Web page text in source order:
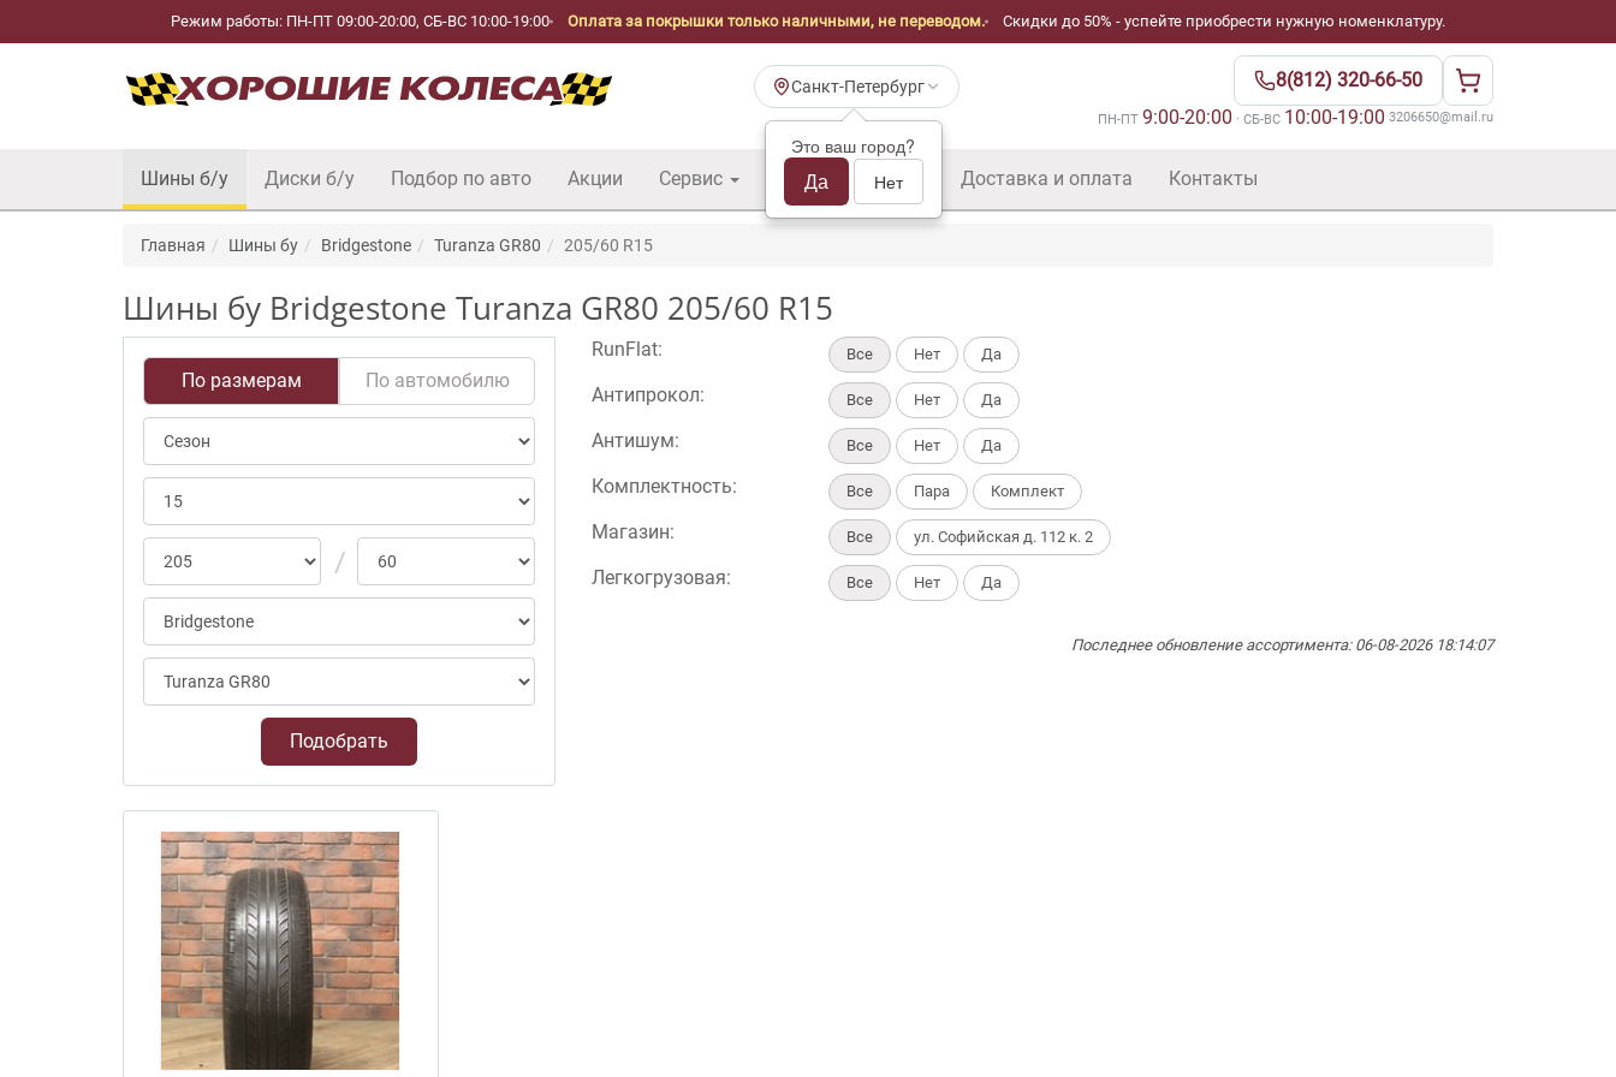
Режим работы: ПН-ПТ 09:00-20:00, СБ-ВС 10:00-19:00 Оплата за покрышки только наличными, не переводом. Скидки до 50% - успейте приобрести нужную номенклатуру.
Санкт-Петербург
Это ваш город?
Да Нет
8(812) 320-66-50
ПН-ПТ 9:00-20:00 · СБ-ВС 10:00-19:00·3206650@mail.ru
Шины б/у Диски б/у Подбор по авто Акции Сервис Шины б/у оптом Доставка и оплата Контакты
Главная Шины бу Bridgestone Turanza GR80 205/60 R15
Шины бу Bridgestone Turanza GR80 205/60 R15
По размерам По автомобилю
Подобрать
RunFlat: Все Нет Да
Антипрокол: Все Нет Да
Антишум: Все Нет Да
Комплектность: Все Пара Комплект
Магазин: Все ул. Софийская д. 112 к. 2
Легкогрузовая: Все Нет Да
Последнее обновление ассортимента: 06-08-2026 18:14:07